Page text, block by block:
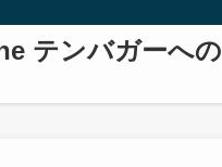
テンバガーへの